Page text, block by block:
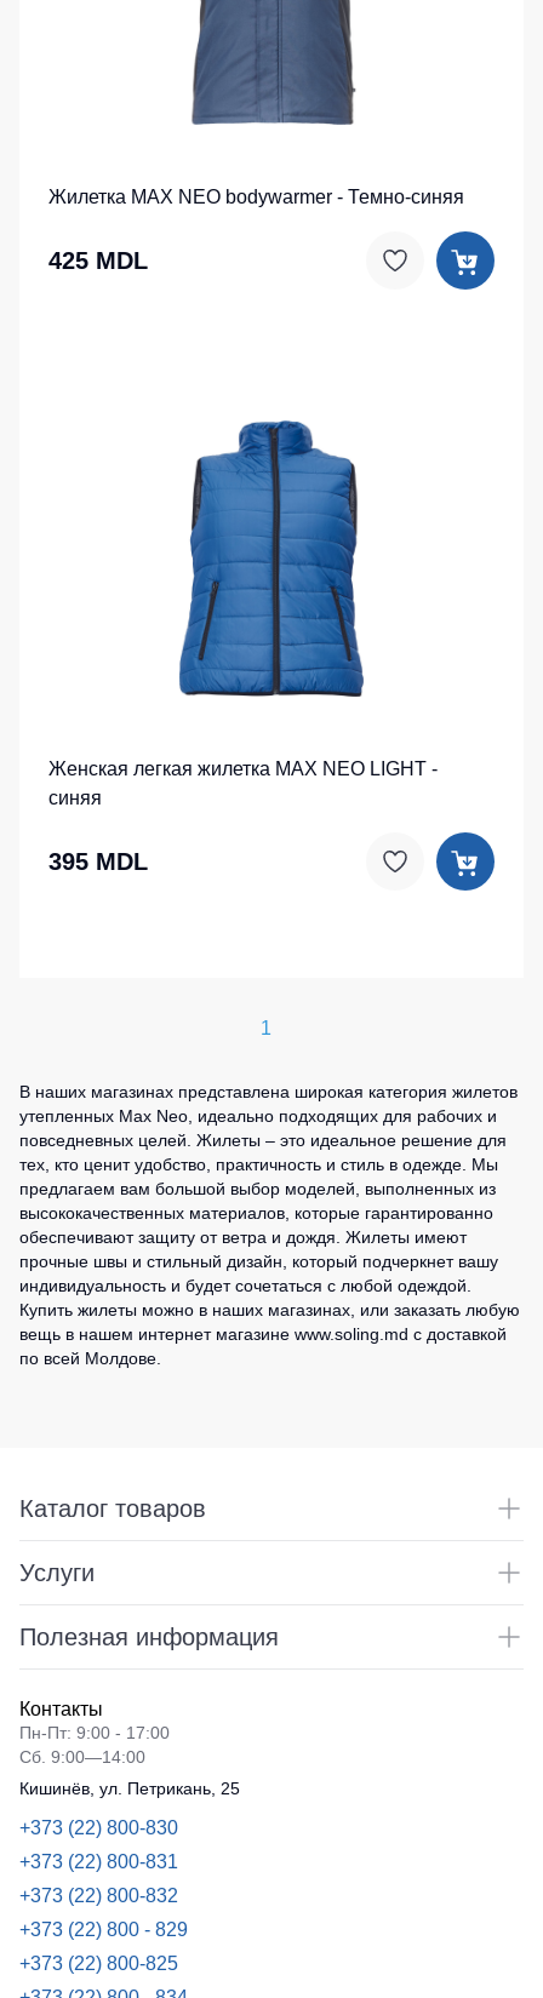
Жилетка MAX NEO bodywarmer - Темно-синяя
425 MDL
Женская легкая жилетка MAX NEO LIGHT -
синяя
395 MDL
1
В наших магазинах представлена широкая категория жилетов
утепленных Max Neo, идеально подходящих для рабочих и
повседневных целей. Жилеты – это идеальное решение для
тех, кто ценит удобство, практичность и стиль в одежде. Мы
предлагаем вам большой выбор моделей, выполненных из
высококачественных материалов, которые гарантированно
обеспечивают защиту от ветра и дождя. Жилеты имеют
прочные швы и стильный дизайн, который подчеркнет вашу
индивидуальность и будет сочетаться с любой одеждой.
Купить жилеты можно в наших магазинах, или заказать любую
вещь в нашем интернет магазине www.soling.md с доставкой
по всей Молдове.
Каталог товаров
Услуги
Полезная информация
Контакты
Пн-Пт: 9:00 - 17:00
Сб. 9:00—14:00
Кишинёв, ул. Петрикань, 25
+373 (22) 800-830
+373 (22) 800-831
+373 (22) 800-832
+373 (22) 800 - 829
+373 (22) 800-825